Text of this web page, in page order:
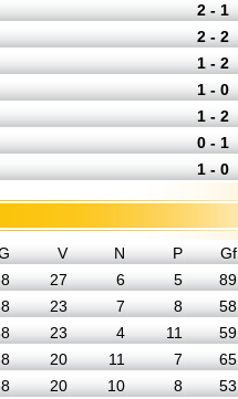
2 - 1
2 - 2
1 - 2
1 - 0
1 - 2
0 - 1
1 - 0
V N P Gf
27 6 5 89
23 7 8 58
23 4 11 59
20 11 7 65
20 10 8 53